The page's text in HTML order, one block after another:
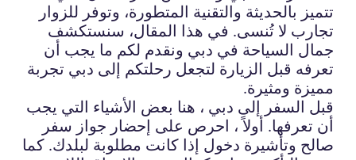
تتميز بالحديثة والتقنية المتطورة، وتوفر للزوار
تجارب لا تُنسى. في هذا المقال، سنستكشف
جمال السياحة في دبي ونقدم لكم ما يجب أن
تعرفه قبل الزيارة لتجعل رحلتكم إلى دبي تجربة
مميزة ومثيرة.
قبل السفر إلى دبي ، هنا بعض الأشياء التي يجب
أن تعرفها. أولاً ، احرص على إحضار جواز سفر
صالح وتأشيرة دخول إذا كانت مطلوبة لبلدك. كما